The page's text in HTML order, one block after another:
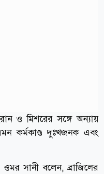
ও মিশরের সঙ্গে অন্যায়
কর্মকাণ্ড দুঃখজনক এবং
ওমর সানী বলেন, ব্রাজিলের